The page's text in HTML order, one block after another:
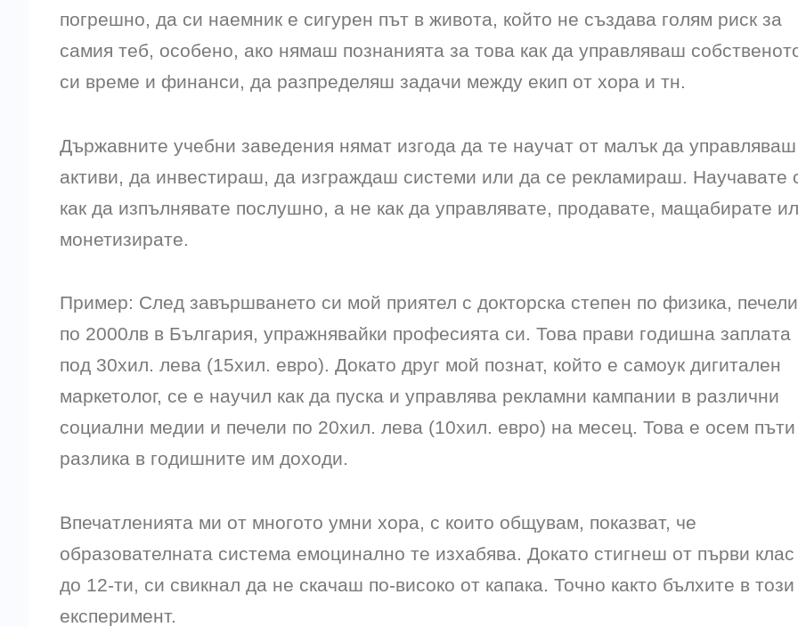
погрешно, да си наемник е сигурен път в живота, който не създава голям риск за
самия теб, особено, ако нямаш познанията за това как да управляваш
си време и финанси, да разпределяш задачи между екип от хора и тн.
Държавните учебни заведения нямат изгода да те научат от малък да управляваш
активи, да инвестираш, да изграждаш системи или да се рекламираш. Научавате
как да изпълнявате послушно, а не как да управлявате, продавате, мащабирате
монетизирате.
Пример: След завършването си мой приятел с докторска степен по физика, печели
по 2000лв в България, упражнявайки професията си. Това прави годишна заплата
под 30хил. лева (15хил. евро). Докато друг мой познат, който е самоук дигитален
маркетолог, се е научил как да пуска и управлява рекламни кампании в различни
социални медии и печели по 20хил. лева (10хил. евро) на месец. Това е осем пъти
разлика в годишните им доходи.
Впечатленията ми от многото умни хора, с които общувам, показват, че
образователната система емоцинално те изхабява. Докато стигнеш от първи клас
до 12-ти, си свикнал да не скачаш по-високо от капака. Точно както бълхите в този
експеримент.